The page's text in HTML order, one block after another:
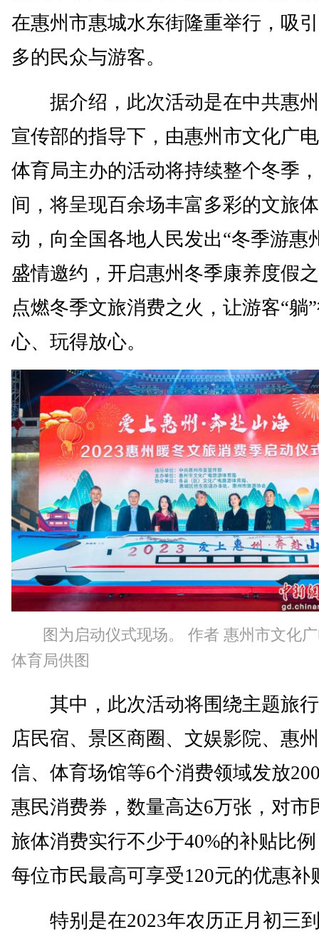
在惠州市惠城水东街隆重举行，吸
多的民众与游客。
据介绍，此次活动是在中共惠
宣传部的指导下，由惠州市文化广
体育局主办的活动将持续整个冬季
间，将呈现百余场丰富多彩的文旅
动，向全国各地人民发出“冬季游惠
盛情邀约，开启惠州冬季康养度假
点燃冬季文旅消费之火，让游客“躺
心、玩得放心。
图为启动仪式现场。 作者 惠州市文化
体育局供图
其中，此次活动将围绕主题旅
店民宿、景区商圈、文娱影院、惠
信、体育场馆等6个消费领域发放
惠民消费券，数量高达6万张，对市
旅体消费实行不少于40%的补贴比
每位市民最高可享受120元的优惠补
特别是在2023年农历正月初三